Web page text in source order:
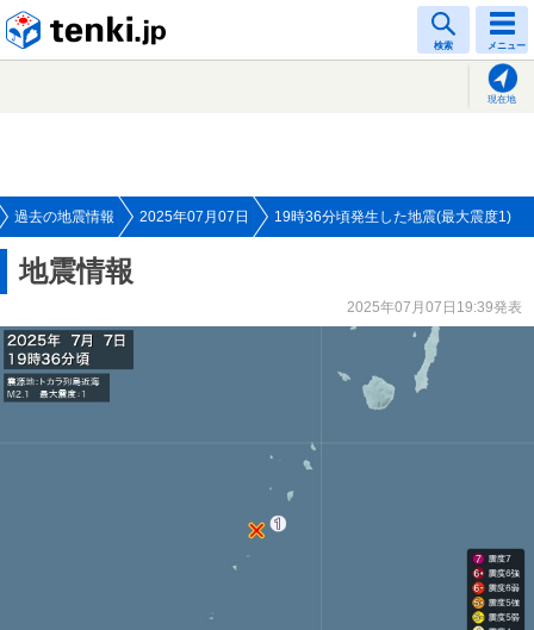
検索 メニュー
現在地
過去の地震情報 2025年07月07日 19時36分頃発生した地震(最大震度1)
地震情報
2025年07月07日19:39発表